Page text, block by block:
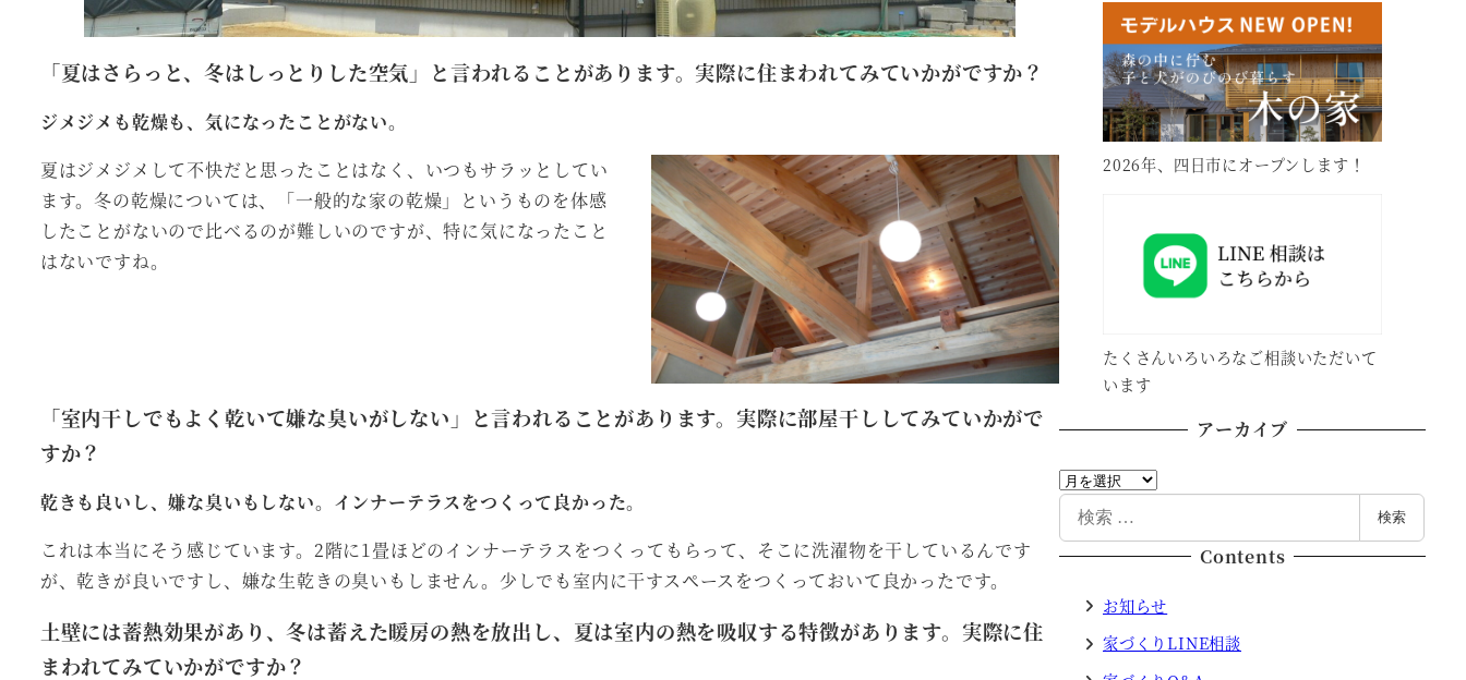
「夏はさらっと、冬はしっとりした空気」と言われることがあります。実際に住まわれてみていかがですか？
ジメジメも乾燥も、気になったことがない。
夏はジメジメして不快だと思ったことはなく、いつもサラッとしてい
ます。冬の乾燥については、「一般的な家の乾燥」というものを体感
したことがないので比べるのが難しいのですが、特に気になったこと
はないですね。
「室内干しでもよく乾いて嫌な臭いがしない」と言われることがあります。実際に部屋干ししてみていかがで
すか？
乾きも良いし、嫌な臭いもしない。インナーテラスをつくって良かった。
これは本当にそう感じています。2階に1畳ほどのインナーテラスをつくってもらって、そこに洗濯物を干しているんです
が、乾きが良いですし、嫌な生乾きの臭いもしません。少しでも室内に干すスペースをつくっておいて良かったです。
土壁には蓄熱効果があり、冬は蓄えた暖房の熱を放出し、夏は室内の熱を吸収する特徴があります。実際に住
まわれてみていかがですか？
2026年、四日市にオープンします！
たくさんいろいろなご相談いただいて
います
アーカイブ
ア
ー
カ
イ
検
索
検索
Contents
お知らせ
家づくりLINE相談